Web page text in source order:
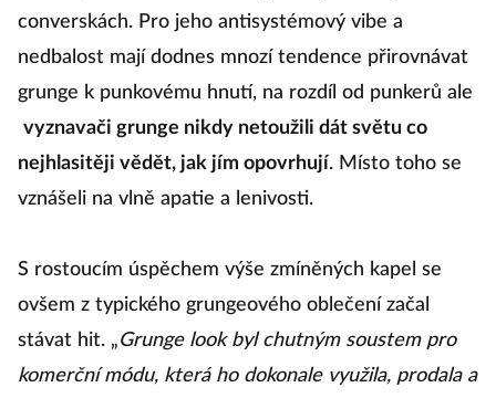
converskách. Pro jeho antisystémový vibe a
nedbalost mají dodnes mnozí tendence přirovnávat
grunge k punkovému hnutí, na rozdíl od punkerů ale
vyznavači grunge nikdy netoužili dát světu co
nejhlasitěji vědět, jak jím opovrhují. Místo toho se
vznášeli na vlně apatie a lenivosti.
S rostoucím úspěchem výše zmíněných kapel se
ovšem z typického grungeového oblečení začal
stávat hit. „Grunge look byl chutným soustem pro
komerční módu, která ho dokonale využila, prodala a